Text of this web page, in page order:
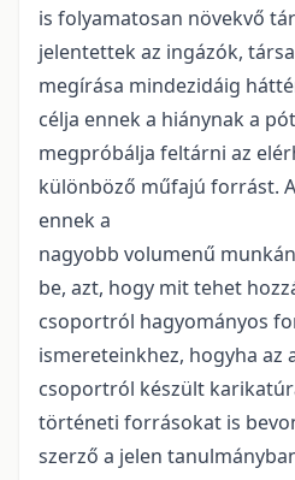
is folyamatosan növekvő
jelentettek az ingázók,
megírása mindezidáig
célja ennek a hiánynak a
megpróbálja feltárni az
különböző műfajú forrást.
ennek a
nagyobb volumenű
be, azt, hogy mit tehet
csoportról hagyományos
ismereteinkhez, hogyha az
csoportról készült
történeti forrásokat is
szerző a jelen